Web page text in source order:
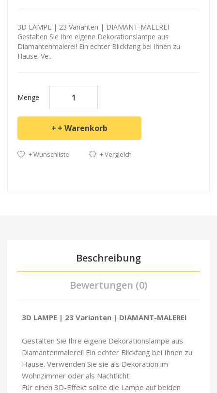
3D LAMPE | 23 Varianten | DIAMANT-MALEREI
Gestalten Sie Ihre eigene Dekorationslampe aus
Diamantenmalerei! Ein echter Blickfang bei Ihnen zu
Hause. Ve..
Menge
+ Warenkorb
+ Wunschliste + Vergleich
Beschreibung
Bewertungen (0)
3D LAMPE | 23 Varianten | DIAMANT-MALEREI
Gestalten Sie Ihre eigene Dekorationslampe aus
Diamantenmalerei! Ein echter Blickfang bei Ihnen zu
Hause. Verwenden Sie sie als Dekoration im
Wohnzimmer oder als Nachtlicht.
Für einen 3D-Effekt sollte die Lampe auf beiden